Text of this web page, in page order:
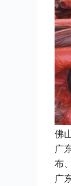
佛
广
布
广